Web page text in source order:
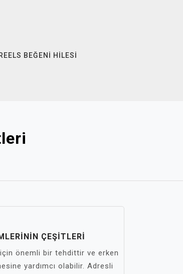
REELS BEĞENI HILESI
ÇEŞITLERI
önemli bir tehdittir ve erken
yardımcı olabilir. Adresli